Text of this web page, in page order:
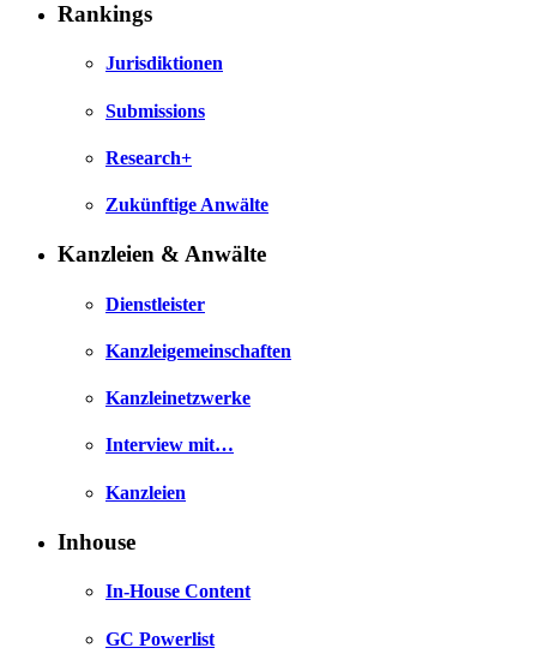
Rankings
Jurisdiktionen
Submissions
Research+
Zukünftige Anwälte
Kanzleien & Anwälte
Dienstleister
Kanzleigemeinschaften
Kanzleinetzwerke
Interview mit…
Kanzleien
Inhouse
In-House Content
GC Powerlist